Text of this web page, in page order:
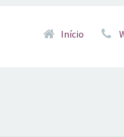
Pular para o
Início